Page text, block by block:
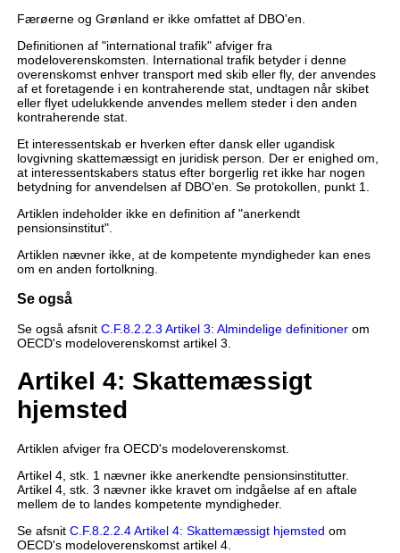
Færøerne og Grønland er ikke omfattet af DBO'en.
Definitionen af "international trafik" afviger fra
modeloverenskomsten. International trafik betyder i denne
overenskomst enhver transport med skib eller fly, der anvendes
af et foretagende i en kontraherende stat, undtagen når skibet
eller flyet udelukkende anvendes mellem steder i den anden
kontraherende stat.
Et interessentskab er hverken efter dansk eller ugandisk
lovgivning skattemæssigt en juridisk person. Der er enighed om,
at interessentskabers status efter borgerlig ret ikke har nogen
betydning for anvendelsen af DBO'en. Se protokollen, punkt 1.
Artiklen indeholder ikke en definition af "anerkendt
pensionsinstitut".
Artiklen nævner ikke, at de kompetente myndigheder kan enes
om en anden fortolkning.
Se også
Se også afsnit C.F.8.2.2.3 Artikel 3: Almindelige definitionerom
OECD's modeloverenskomst artikel 3.
Artikel 4: Skattemæssigt
hjemsted
Artiklen afviger fra OECD's modeloverenskomst.
Artikel 4, stk. 1 nævner ikke anerkendte pensionsinstitutter.
Artikel 4, stk. 3 nævner ikke kravet om indgåelse af en aftale
mellem de to landes kompetente myndigheder.
Se afsnit C.F.8.2.2.4 Artikel 4: Skattemæssigt hjemsted om
OECD's modeloverenskomst artikel 4.